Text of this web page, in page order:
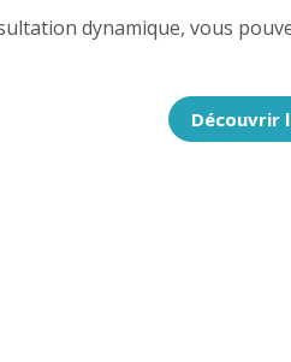
dynamique, vous
Découvrir